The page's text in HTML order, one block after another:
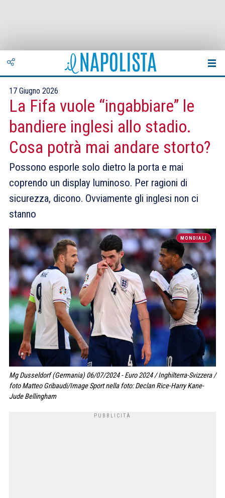
17 Giugno 2026
La Fifa vuole “ingabbiare” le
bandiere inglesi allo stadio.
Cosa potrà mai andare storto?
Possono esporle solo dietro la porta e mai
coprendo un display luminoso. Per ragioni di
sicurezza, dicono. Ovviamente gli inglesi non ci
stanno
MONDIALI
Mg Dusseldorf (Germania) 06/07/2024 - Euro 2024 / Inghilterra-Svizzera /
foto Matteo Gribaudi/Image Sport nella foto: Declan Rice-Harry Kane-
Jude Bellingham